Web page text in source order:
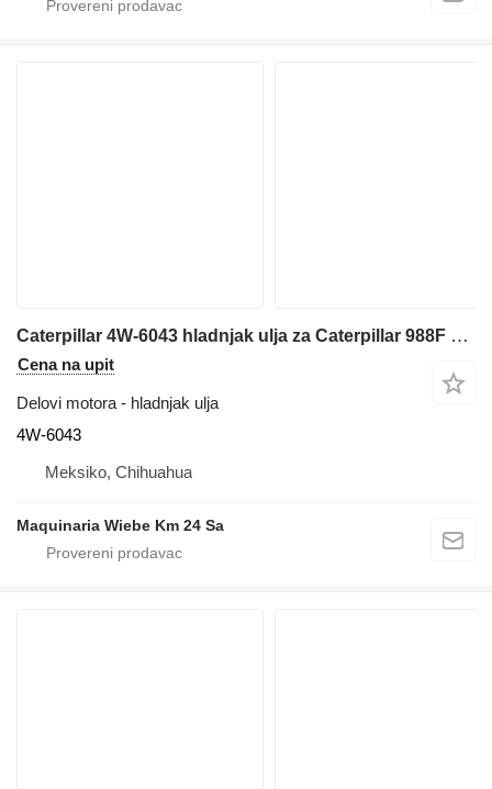
Caterpillar 4W-6043 hladnjak ulja za Caterpillar 988F prednjeg utovarivača
Cena na upit
Delovi motora - hladnjak ulja
4W-6043
Meksiko, Chihuahua
Maquinaria Wiebe Km 24 Sa